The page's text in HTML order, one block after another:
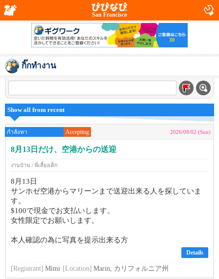
San Francisco
กิ๊กทำงาน
Show all from recent
กำลังหา Accepting 2026/08/02 (Sun)
8月13日だけ、空港からの送迎
งานบ้าน / พี่เลี้ยงเด็ก
8月13日
サンホゼ空港からマリーンまで送迎出来る人を探していま
す。
$100で現金でお支払いします。
女性限定でお願いします。
本人確認の為に写真を提示出来る方
Details
[Registrant] Mimi [Location] Marin, カリフォルニア州